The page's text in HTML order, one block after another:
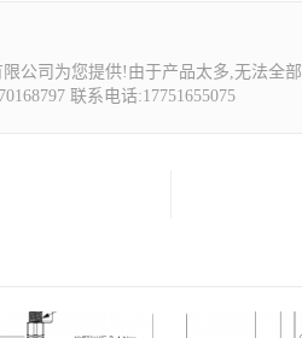
公司为您提供!由于产品太多,无法全
联系电话:17751655075